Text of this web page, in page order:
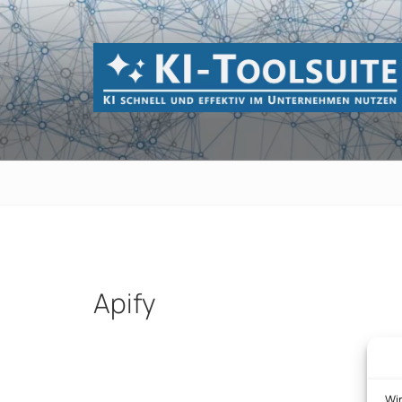
Zum
Inhalt
springen
KI-
KI schnell und effektiv im Unternehmen
Apify